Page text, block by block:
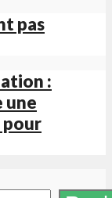
pas
:
une
pour